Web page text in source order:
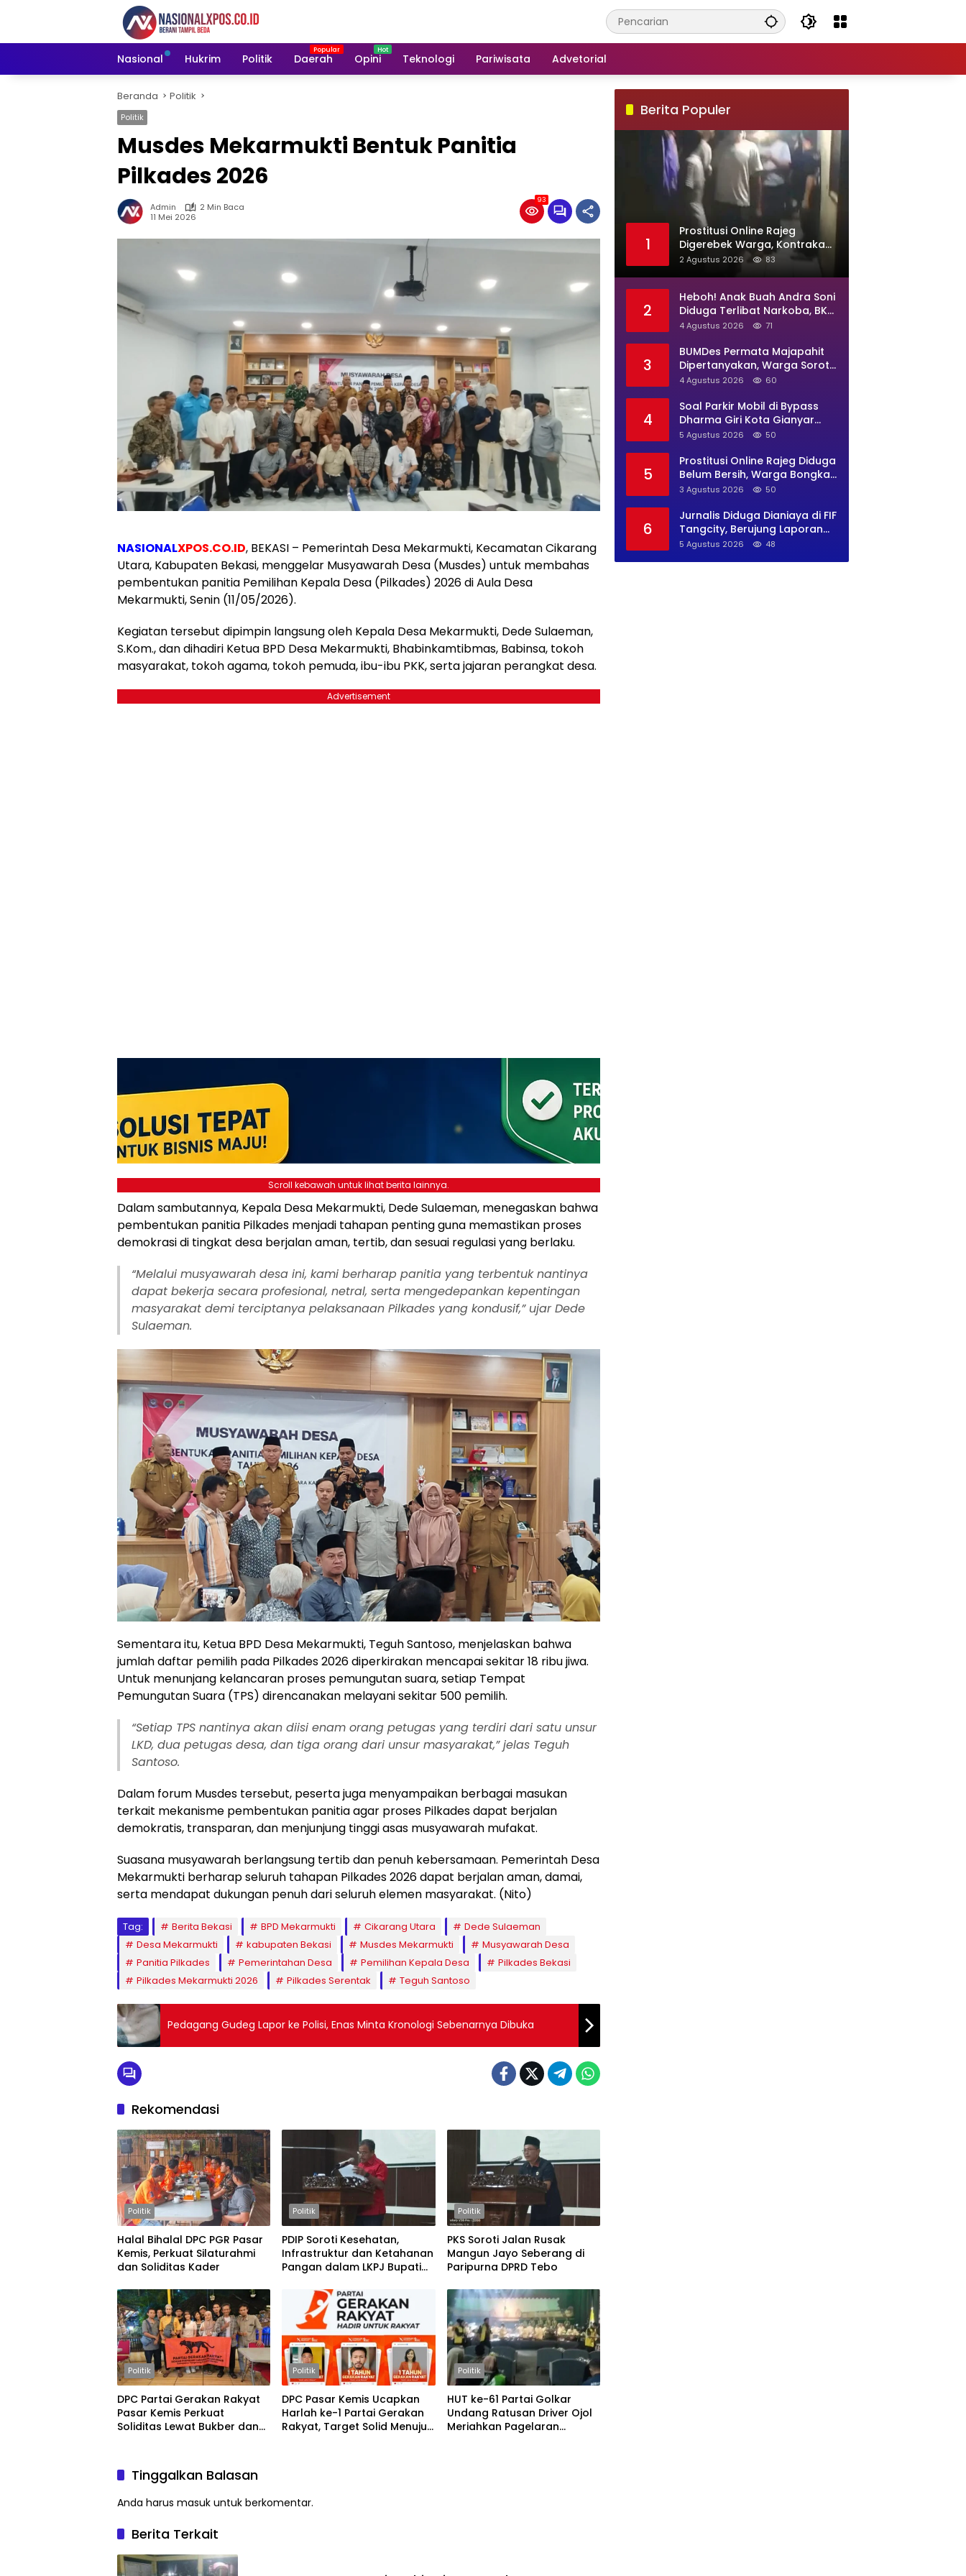
Nasional
Hukrim Politik Daerah Opini Teknologi Pariwisata Advetorial
Beranda Politik
Politik
Musdes Mekarmukti Bentuk Panitia
Pilkades 2026
Admin
2 Min Baca
11 Mei 2026
93
NASIONALXPOS.CO.ID, BEKASI – Pemerintah Desa Mekarmukti, Kecamatan Cikarang
Utara, Kabupaten Bekasi, menggelar Musyawarah Desa (Musdes) untuk membahas
pembentukan panitia Pemilihan Kepala Desa (Pilkades) 2026 di Aula Desa
Mekarmukti, Senin (11/05/2026).
Kegiatan tersebut dipimpin langsung oleh Kepala Desa Mekarmukti, Dede Sulaeman,
S.Kom., dan dihadiri Ketua BPD Desa Mekarmukti, Bhabinkamtibmas, Babinsa, tokoh
masyarakat, tokoh agama, tokoh pemuda, ibu-ibu PKK, serta jajaran perangkat desa.
Advertisement
Scroll kebawah untuk lihat berita lainnya.
Dalam sambutannya, Kepala Desa Mekarmukti, Dede Sulaeman, menegaskan bahwa
pembentukan panitia Pilkades menjadi tahapan penting guna memastikan proses
demokrasi di tingkat desa berjalan aman, tertib, dan sesuai regulasi yang berlaku.
“Melalui musyawarah desa ini, kami berharap panitia yang terbentuk nantinya
dapat bekerja secara profesional, netral, serta mengedepankan kepentingan
masyarakat demi terciptanya pelaksanaan Pilkades yang kondusif,” ujar Dede
Sulaeman.
Sementara itu, Ketua BPD Desa Mekarmukti, Teguh Santoso, menjelaskan bahwa
jumlah daftar pemilih pada Pilkades 2026 diperkirakan mencapai sekitar 18 ribu jiwa.
Untuk menunjang kelancaran proses pemungutan suara, setiap Tempat
Pemungutan Suara (TPS) direncanakan melayani sekitar 500 pemilih.
“Setiap TPS nantinya akan diisi enam orang petugas yang terdiri dari satu unsur
LKD, dua petugas desa, dan tiga orang dari unsur masyarakat,” jelas Teguh
Santoso.
Dalam forum Musdes tersebut, peserta juga menyampaikan berbagai masukan
terkait mekanisme pembentukan panitia agar proses Pilkades dapat berjalan
demokratis, transparan, dan menjunjung tinggi asas musyawarah mufakat.
Suasana musyawarah berlangsung tertib dan penuh kebersamaan. Pemerintah Desa
Mekarmukti berharap seluruh tahapan Pilkades 2026 dapat berjalan aman, damai,
serta mendapat dukungan penuh dari seluruh elemen masyarakat. (Nito)
Tag: Berita Bekasi BPD Mekarmukti Cikarang Utara
Dede Sulaeman
Desa Mekarmukti
kabupaten Bekasi Musdes Mekarmukti
Musyawarah Desa
Panitia Pilkades
Pemerintahan Desa Pemilihan Kepala Desa
Pilkades Bekasi
Pilkades Mekarmukti 2026
Pilkades Serentak Teguh Santoso
Pedagang Gudeg Lapor ke Polisi, Enas Minta Kronologi Sebenarnya Dibuka
Rekomendasi
Politik
Halal Bihalal DPC PGR Pasar
Kemis, Perkuat Silaturahmi
dan Soliditas Kader
Politik
PDIP Soroti Kesehatan,
Infrastruktur dan Ketahanan
Pangan dalam LKPJ Bupati
Politik
PKS Soroti Jalan Rusak
Mangun Jayo Seberang di
Paripurna DPRD Tebo
Politik
DPC Partai Gerakan Rakyat
Pasar Kemis Perkuat
Soliditas Lewat Bukber dan
Politik
DPC Pasar Kemis Ucapkan
Harlah ke-1 Partai Gerakan
Rakyat, Target Solid Menuju
Politik
HUT ke-61 Partai Golkar
Undang Ratusan Driver Ojol
Meriahkan Pagelaran
Tinggalkan Balasan
Anda harus masuk untuk berkomentar.
Berita Terkait
Berita Populer
1
Prostitusi Online Rajeg
Digerebek Warga, Kontrakan
di Kampung Larang Diduga
2 Agustus 2026 83
2
Heboh! Anak Buah Andra Soni
Diduga Terlibat Narkoba, BKD
Banten Diminta Buka Suara
4 Agustus 2026 71
3
BUMDes Permata Majapahit
Dipertanyakan, Warga Soroti
Dugaan Pengelolaan Tak
4 Agustus 2026 60
4
Soal Parkir Mobil di Bypass
Dharma Giri Kota Gianyar
Jadi Sorotan, Pengawasan
5 Agustus 2026 50
5
Prostitusi Online Rajeg Diduga
Belum Bersih, Warga Bongkar
Lokasi Baru Open BO Usai
3 Agustus 2026 50
6
Jurnalis Diduga Dianiaya di FIF
Tangcity, Berujung Laporan
Polisi dan Sorotan Kebebasan
5 Agustus 2026 48